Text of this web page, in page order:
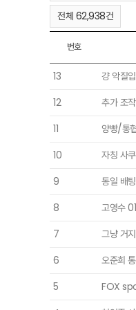
전체 62,938건
번호
13
걍 악질
12
추가 조
11
양빵/통
10
자칭 사
9
동일 배
8
고영수
7
그냥 거
6
오준희
5
FOX